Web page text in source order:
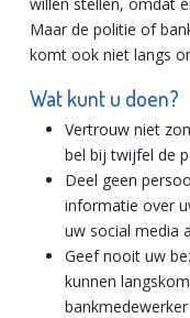
Maar de politie of
komt ook niet langs
Wat kunt u doen?
Vertrouw niet
bel bij twijfel de
Deel geen
informatie over
uw social media
Geef nooit uw
kunnen